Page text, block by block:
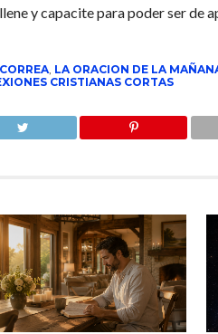
y capacite para poder ser de
, LA ORACION DE LA
CRISTIANAS CORTAS